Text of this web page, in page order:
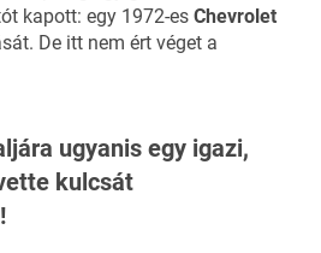
kapott: egy 1972-es Chevrolet
De itt nem ért véget a
ugyanis egy igazi,
kulcsát